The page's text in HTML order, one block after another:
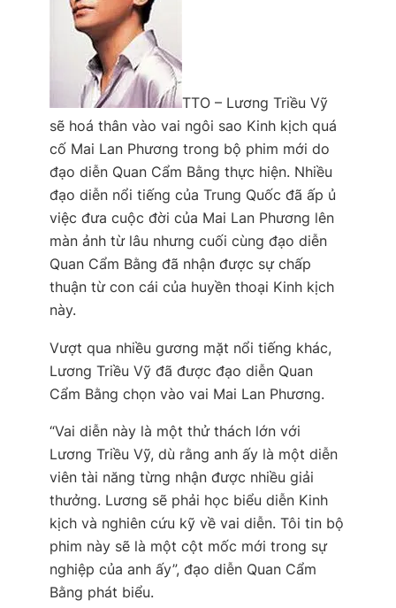
TTO – Lương Triều Vỹ
sẽ hoá thân vào vai ngôi sao Kinh kịch quá
cố Mai Lan Phương trong bộ phim mới do
đạo diễn Quan Cẩm Bằng thực hiện. Nhiều
đạo diễn nổi tiếng của Trung Quốc đã ấp ủ
việc đưa cuộc đời của Mai Lan Phương lên
màn ảnh từ lâu nhưng cuối cùng đạo diễn
Quan Cẩm Bằng đã nhận được sự chấp
thuận từ con cái của huyền thoại Kinh kịch
này.
Vượt qua nhiều gương mặt nổi tiếng khác,
Lương Triều Vỹ đã được đạo diễn Quan
Cẩm Bằng chọn vào vai Mai Lan Phương.
“Vai diễn này là một thử thách lớn với
Lương Triều Vỹ, dù rằng anh ấy là một diễn
viên tài năng từng nhận được nhiều giải
thưởng. Lương sẽ phải học biểu diễn Kinh
kịch và nghiên cứu kỹ về vai diễn. Tôi tin bộ
phim này sẽ là một cột mốc mới trong sự
nghiệp của anh ấy”, đạo diễn Quan Cẩm
Bằng phát biểu.